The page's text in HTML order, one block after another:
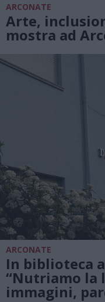
ARCONATE
Arte,
mostra ad
ARCONATE
In biblioteca
“Nutriamo la
immagini,